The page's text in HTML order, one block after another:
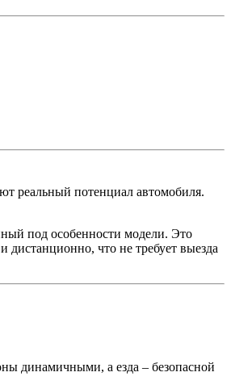
реальный потенциал автомобиля.
под особенности модели. Это
дистанционно, что не требует выезда
динамичными, а езда – безопасной